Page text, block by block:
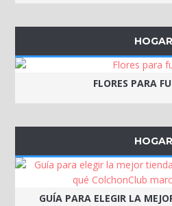
HOGAR
FLORES PARA
HOGAR
GUÍA PARA ELEGIR LA